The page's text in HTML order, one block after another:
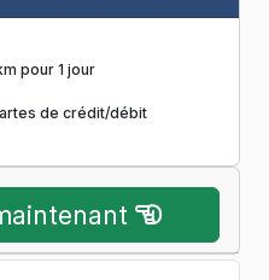
pour 1 jour
de crédit/débit